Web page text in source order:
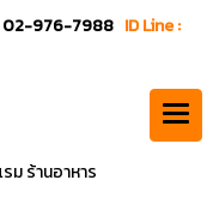
02-976-7988 ID Line :
ม ร้านอาหาร